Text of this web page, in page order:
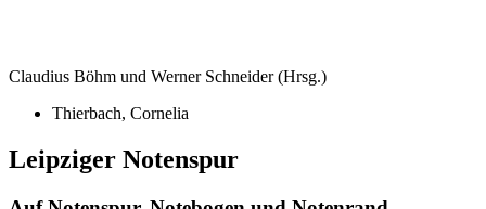
Claudius Böhm und Werner Schneider (Hrsg.)
Thierbach, Cornelia
Leipziger Notenspur